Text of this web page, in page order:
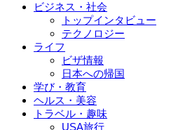
ビジネス・社会
トップインタビュー
テクノロジー
ライフ
ビザ情報
日本への帰国
学び・教育
ヘルス・美容
トラベル・趣味
USA旅行